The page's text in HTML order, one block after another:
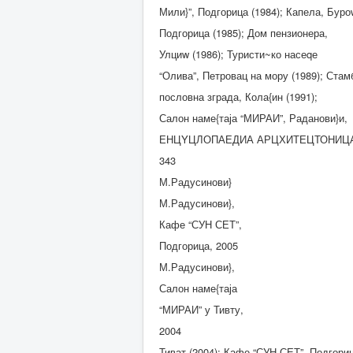
Мили}”, Подгорица (1984); Капела,
Подгорица (1985); Дом пензионера,
Улциw (1986); Туристи~ко насеqе
“Олива”, Петровац на мору (1989);
пословна зграда, Кола{ин (1991);
Салон наме{таја “МИРАИ”, Раданови}и,
ЕНЦYЦЛОПАЕДИА
343
М.Радусинови}
М.Радусинови},
Кафе “СУН СЕТ”,
Подгорица, 2005
М.Радусинови},
Салон наме{таја
“МИРАИ” у Тивту,
2004